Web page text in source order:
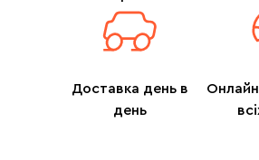
Доставка день в
день